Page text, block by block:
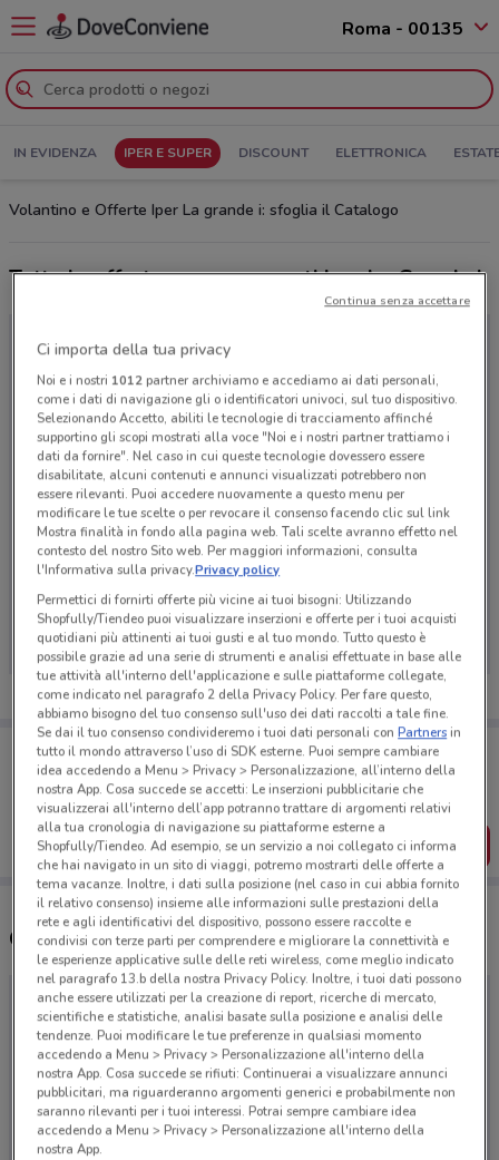
Roma - 00135
IN EVIDENZA IPER E SUPER DISCOUNT ELETTRONICA
Volantino e Offerte Iper La grande i: sfoglia il Catalogo
Tutte le offerte e supermercati Iper La Grande i
Ci dispiace, al momento non abbiamo pubblicato
volantini nella tua zona. Riprova più tardi.
Porta DoveConviene sempre con te!
Puoi trovare le migliori offerte dei negozi vicino a te,
salvarle e creare la tua lista del risparmio, comodamente
dal tuo cellulare.
SCARICA L’APP
Orari Iper La Grande i
Ci importa della tua privacy
Noi e i nostri 1012partner archiviamo e accediamo ai dati personali,
come i dati di navigazione gli o identificatori univoci, sul tuo dispositivo.
Selezionando Accetto, abiliti le tecnologie di tracciamento affinché
supportino gli scopi mostrati alla voce "Noi e i nostri partner trattiamo i
dati da fornire". Nel caso in cui queste tecnologie dovessero essere
disabilitate, alcuni contenuti e annunci visualizzati potrebbero non
essere rilevanti. Puoi accedere nuovamente a questo menu per
modificare le tue scelte o per revocare il consenso facendo clic sul link
Mostra finalità in fondo alla pagina web. Tali scelte avranno effetto nel
contesto del nostro Sito web. Per maggiori informazioni, consulta
l'Informativa sulla privacy.Privacy policy
Permettici di fornirti offerte più vicine ai tuoi bisogni: Utilizzando
Shopfully/Tiendeo puoi visualizzare inserzioni e offerte per i tuoi acquisti
quotidiani più attinenti ai tuoi gusti e al tuo mondo. Tutto questo è
possibile grazie ad una serie di strumenti e analisi effettuate in base alle
tue attività all'interno dell'applicazione e sulle piattaforme collegate,
come indicato nel paragrafo 2 della Privacy Policy. Per fare questo,
abbiamo bisogno del tuo consenso sull'uso dei dati raccolti a tale fine.
Se dai il tuo consenso condivideremo i tuoi dati personali conPartnersin
tutto il mondo attraverso l’uso di SDK esterne. Puoi sempre cambiare
idea accedendo a Menu > Privacy > Personalizzazione, all’interno della
nostra App. Cosa succede se accetti: Le inserzioni pubblicitarie che
visualizzerai all'interno dell’app potranno trattare di argomenti relativi
alla tua cronologia di navigazione su piattaforme esterne a
Shopfully/Tiendeo. Ad esempio, se un servizio a noi collegato ci informa
che hai navigato in un sito di viaggi, potremo mostrarti delle offerte a
tema vacanze. Inoltre, i dati sulla posizione (nel caso in cui abbia fornito
il relativo consenso) insieme alle informazioni sulle prestazioni della
rete e agli identificativi del dispositivo, possono essere raccolte e
condivisi con terze parti per comprendere e migliorare la connettività e
le esperienze applicative sulle delle reti wireless, come meglio indicato
nel paragrafo 13.b della nostra Privacy Policy. Inoltre, i tuoi dati possono
anche essere utilizzati per la creazione di report, ricerche di mercato,
scientifiche e statistiche, analisi basate sulla posizione e analisi delle
tendenze. Puoi modificare le tue preferenze in qualsiasi momento
accedendo a Menu > Privacy > Personalizzazione all'interno della
nostra App. Cosa succede se rifiuti: Continuerai a visualizzare annunci
pubblicitari, ma riguarderanno argomenti generici e probabilmente non
saranno rilevanti per i tuoi interessi. Potrai sempre cambiare idea
accedendo a Menu > Privacy > Personalizzazione all'interno della
nostra App.
Continua senza accettare